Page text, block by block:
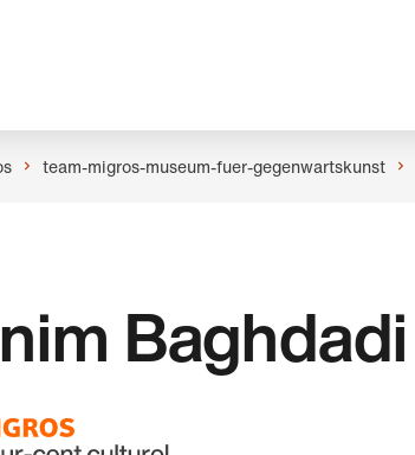
team-migros-museum-fuer-gegenwartskunst
Baghdadi